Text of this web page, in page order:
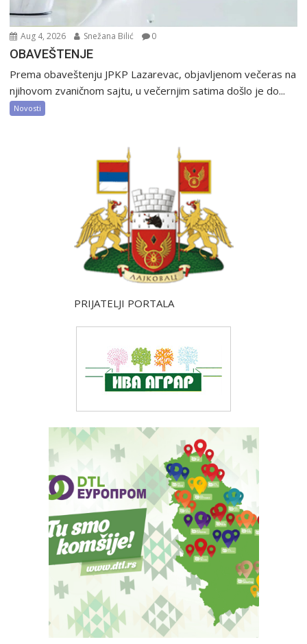
Aug 4, 2026 Snežana Bilić 0
OBAVEŠTENJE
Prema obaveštenju JPKP Lazarevac, objavljenom večeras na
njihovom zvaničnom sajtu, u večernjim satima došlo je do...
Novosti
PRIJATELJI PORTALA